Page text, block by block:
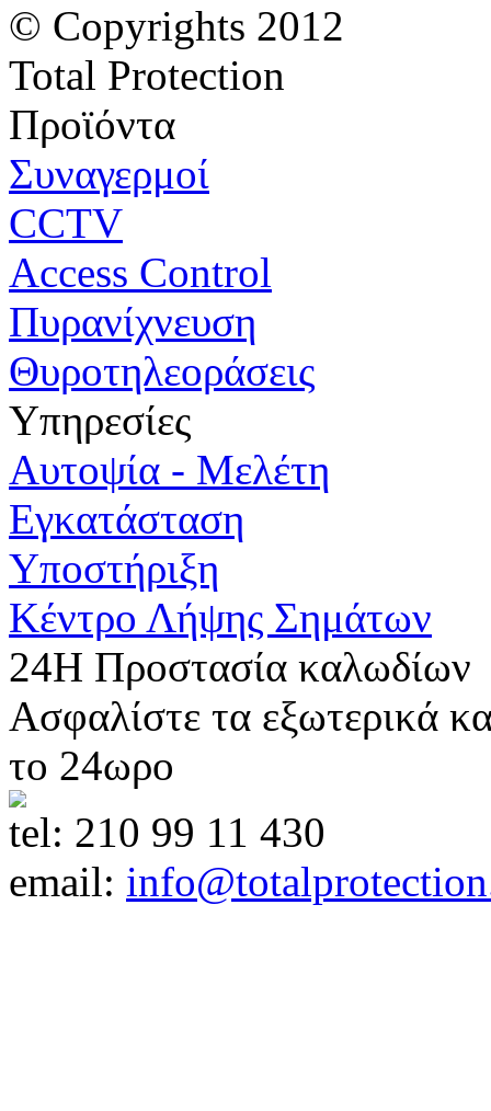
© Copyrights 2012
Total Protection
Προϊόντα
Συναγερμοί
CCTV
Access Control
Πυρανίχνευση
Θυροτηλεοράσεις
Υπηρεσίες
Αυτοψία - Μελέτη
Εγκατάσταση
Υποστήριξη
Κέντρο Λήψης Σημάτων
24Η Προστασία καλωδίων
Ασφαλίστε τα εξωτερικά
το 24ωρο
tel: 210 99 11 430
email: